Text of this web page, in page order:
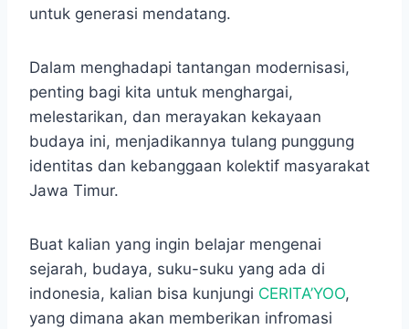
untuk generasi mendatang.
Dalam menghadapi tantangan modernisasi,
penting bagi kita untuk menghargai,
melestarikan, dan merayakan kekayaan
budaya ini, menjadikannya tulang punggung
identitas dan kebanggaan kolektif masyarakat
Jawa Timur.
Buat kalian yang ingin belajar mengenai
sejarah, budaya, suku-suku yang ada di
indonesia, kalian bisa kunjungi CERITA’YOO,
yang dimana akan memberikan infromasi